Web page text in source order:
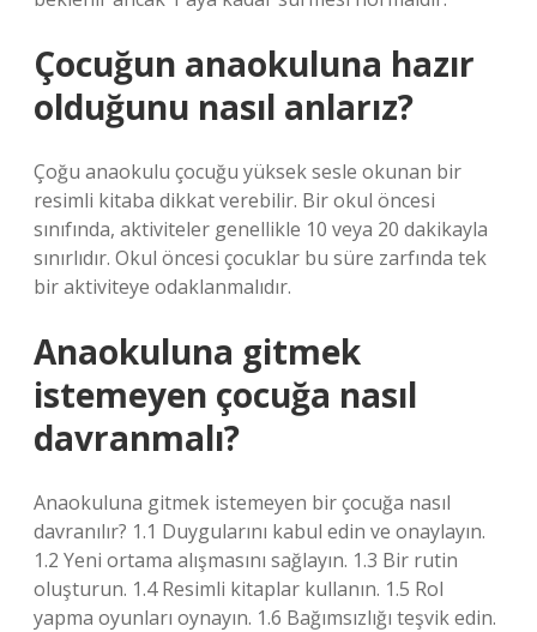
Çocuğun anaokuluna hazır
olduğunu nasıl anlarız?
Çoğu anaokulu çocuğu yüksek sesle okunan bir
resimli kitaba dikkat verebilir. Bir okul öncesi
sınıfında, aktiviteler genellikle 10 veya 20 dakikayla
sınırlıdır. Okul öncesi çocuklar bu süre zarfında tek
bir aktiviteye odaklanmalıdır.
Anaokuluna gitmek
istemeyen çocuğa nasıl
davranmalı?
Anaokuluna gitmek istemeyen bir çocuğa nasıl
davranılır? 1.1 Duygularını kabul edin ve onaylayın.
1.2 Yeni ortama alışmasını sağlayın. 1.3 Bir rutin
oluşturun. 1.4 Resimli kitaplar kullanın. 1.5 Rol
yapma oyunları oynayın. 1.6 Bağımsızlığı teşvik edin.